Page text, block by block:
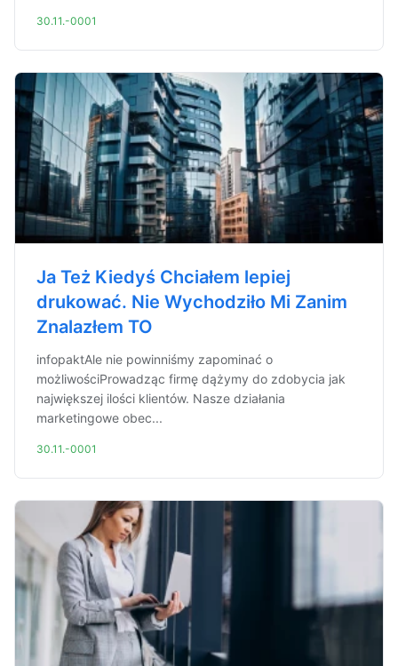
30.11.-0001
Ja Też Kiedyś Chciałem lepiej
drukować. Nie Wychodziło Mi Zanim
Znalazłem TO
infopaktAle nie powinniśmy zapominać o
możliwościProwadząc firmę dążymy do zdobycia jak
największej ilości klientów. Nasze działania
marketingowe obec...
30.11.-0001